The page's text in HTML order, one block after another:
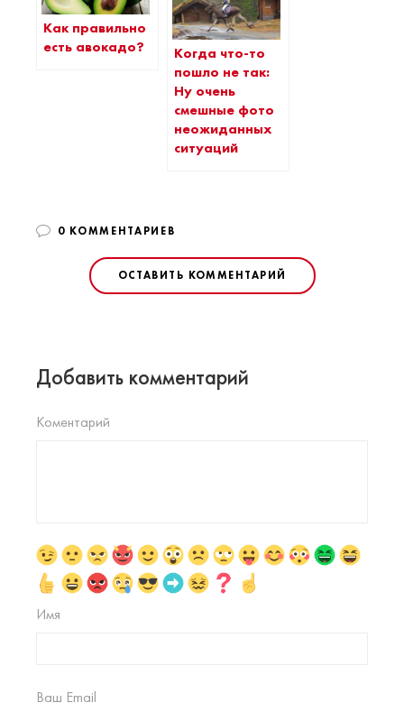
Как правильно
есть авокадо?
Когда что-то
пошло не так:
Ну очень
смешные фото
неожиданных
ситуаций
0 КОММЕНТАРИЕВ
ОСТАВИТЬ КОММЕНТАРИЙ
Добавить комментарий
Коментарий
Имя
Ваш Email